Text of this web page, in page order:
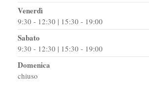
Venerdì
9:30 - 12:30 | 15:30 - 19:00
Sabato
9:30 - 12:30 | 15:30 - 19:00
Domenica
chiuso